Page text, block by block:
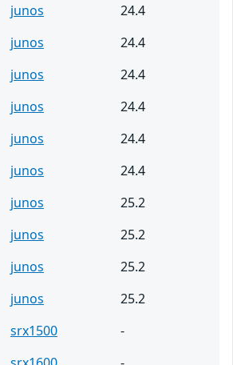
junos
24.4
junos
24.4
junos
24.4
junos
24.4
junos
24.4
junos
24.4
junos
25.2
junos
25.2
junos
25.2
junos
25.2
srx1500
-